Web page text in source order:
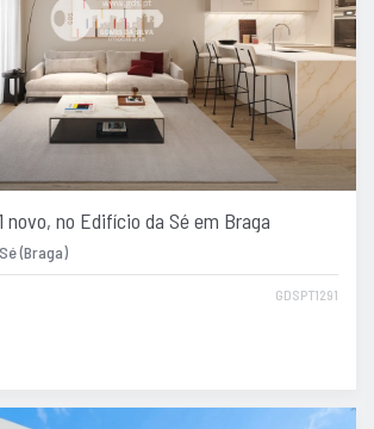
novo, no Edifício da Sé em Braga
(Braga)
GDSPT1291